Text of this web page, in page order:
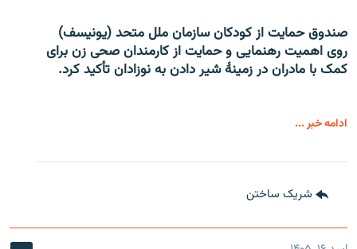
صندوق حمایت از کودکان سازمان ملل متحد (یونیسف)
روی اهمیت رهنمایی و حمایت از کارمندان صحی زن برای
کمک با مادران در زمینۀ شیر دادن به نوزادان تأکید کرد.
ادامه خبر ...
شریک ساختن